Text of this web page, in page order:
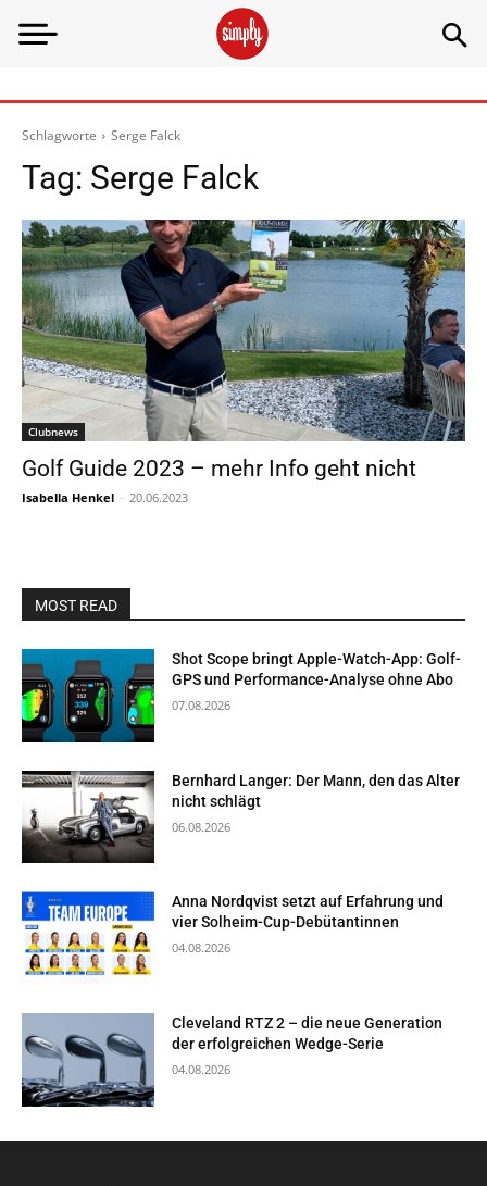
Schlagworte Serge Falck
Tag: Serge Falck
Clubnews
Golf Guide 2023 – mehr Info geht nicht
Isabella Henkel - 20.06.2023
MOST READ
Shot Scope bringt Apple-Watch-App: Golf-
GPS und Performance-Analyse ohne Abo
07.08.2026
Bernhard Langer: Der Mann, den das Alter
nicht schlägt
06.08.2026
Anna Nordqvist setzt auf Erfahrung und
vier Solheim-Cup-Debütantinnen
04.08.2026
Cleveland RTZ 2 – die neue Generation
der erfolgreichen Wedge-Serie
04.08.2026